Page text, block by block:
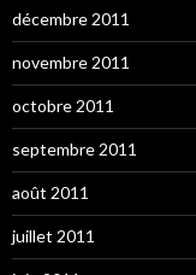
décembre 2011
novembre 2011
octobre 2011
septembre 2011
août 2011
juillet 2011